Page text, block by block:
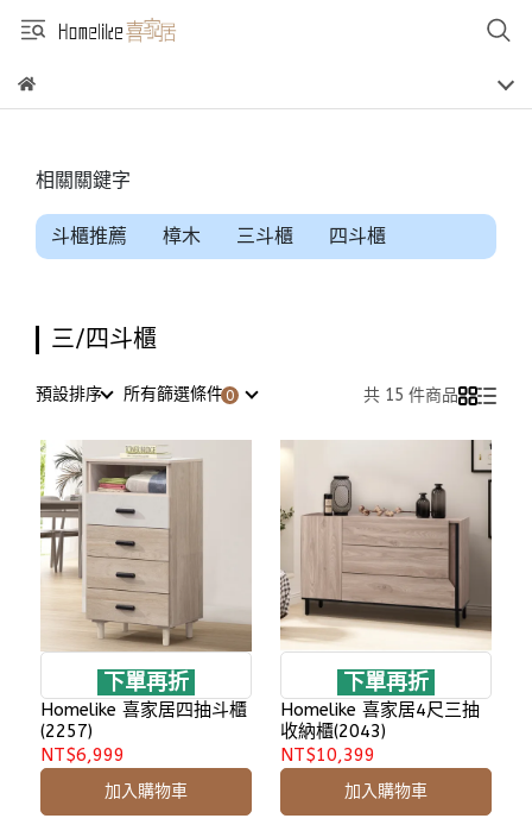
相關關鍵字
斗櫃推薦 樟木 三斗櫃 四斗櫃
三/四斗櫃
預設排序 所有篩選條件 共 15 件商品
下單再折
Homelike 喜家居四抽斗櫃
(2257)
NT$6,999
加入購物車
下單再折
Homelike 喜家居4尺三抽
收納櫃(2043)
NT$10,399
加入購物車